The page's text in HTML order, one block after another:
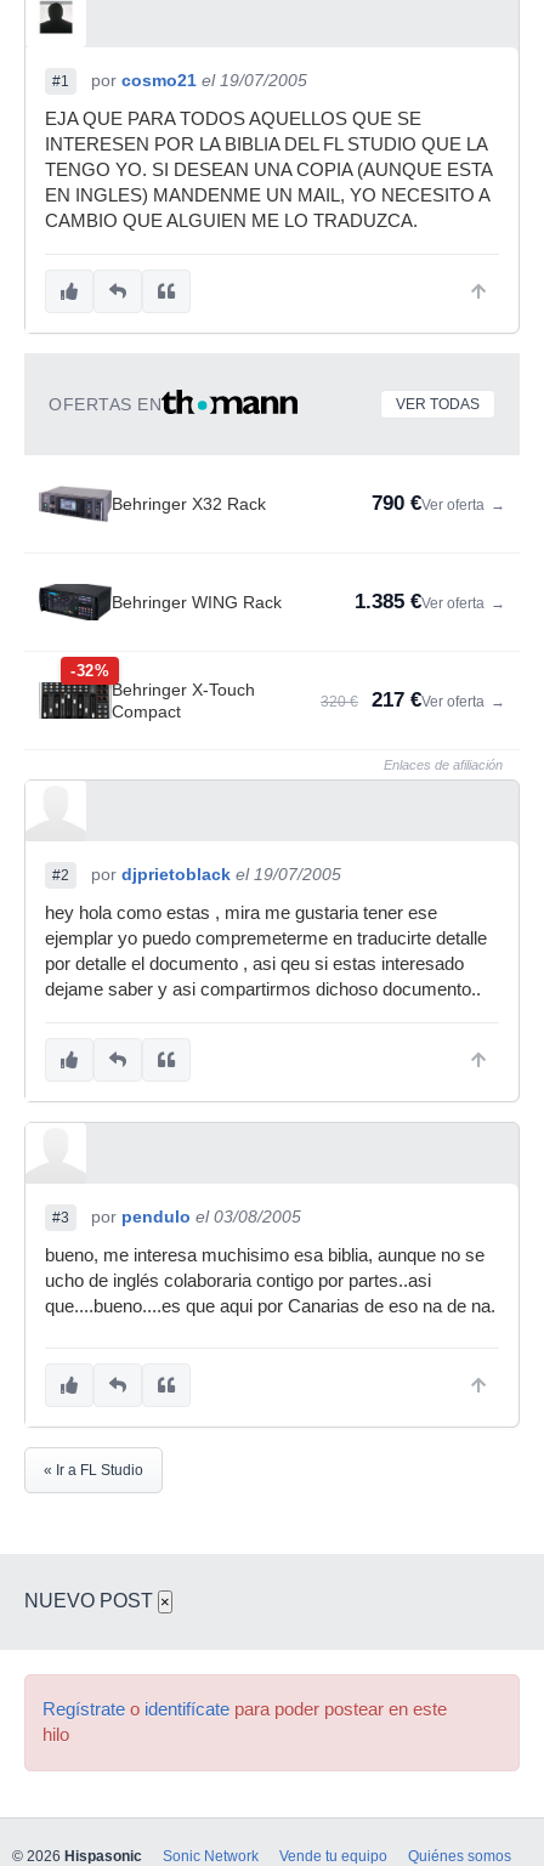
#1 por cosmo21 el 19/07/2005
EJA QUE PARA TODOS AQUELLOS QUE SE
INTERESEN POR LA BIBLIA DEL FL STUDIO QUE LA
TENGO YO. SI DESEAN UNA COPIA (AUNQUE ESTA
EN INGLES) MANDENME UN MAIL, YO NECESITO A
CAMBIO QUE ALGUIEN ME LO TRADUZCA.
OFERTAS EN VER TODAS
Behringer X32 Rack 790 €Ver oferta →
Behringer WING Rack 1.385 €Ver oferta →
-32%
Behringer X-Touch
Compact
320 € 217 €Ver oferta →
Enlaces de afiliación
#2 por djprietoblack el 19/07/2005
hey hola como estas , mira me gustaria tener ese
ejemplar yo puedo compremeterme en traducirte detalle
por detalle el documento , asi qeu si estas interesado
dejame saber y asi compartirmos dichoso documento..
#3 por pendulo el 03/08/2005
bueno, me interesa muchisimo esa biblia, aunque no se
ucho de inglés colaboraria contigo por partes..asi
que....bueno....es que aqui por Canarias de eso na de na.
« Ir a FL Studio
NUEVO POST ×
Regístrate o identifícate para poder postear en este
hilo
© 2026 Hispasonic Sonic Network Vende tu equipo Quiénes somos